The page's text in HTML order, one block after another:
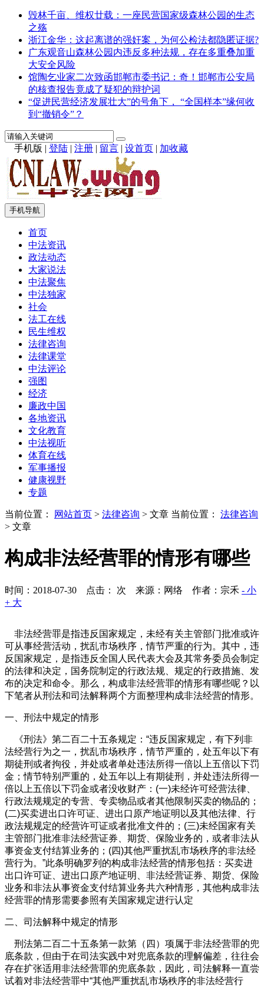
毁林千亩、维权廿载：一座民营国家级森林公园的生态
之殇
浙江金华：这起离谱的强奸案，为何公检法都隐匿证据?
广东观音山森林公园内违反多种法规，存在多重叠加重
大安全风险
馆陶乞业家二次致函邯郸市委书记：奇！邯郸市公安局
的核查报告竟成了疑犯的辩护词
“促进民营经济发展壮大”的号角下， “全国样本”缘何收
到“撤销令”？
手机版 | 登陆 | 注册 | 留言 | 设首页 | 加收藏
手机导航
首页
中法资讯
政法动态
大家说法
中法聚焦
中法独家
社会
法工在线
民生维权
法律咨询
法律课堂
中法评论
强图
经济
廉政中国
各地资讯
文化教育
中法视听
体育在线
军事播报
健康视野
专题
当前位置： 网站首页 > 法律咨询 > 文章 当前位置： 法律咨询
> 文章
构成非法经营罪的情形有哪些
时间：2018-07-30 点击： 次 来源：网络 作者：宗禾 - 小
+ 大
非法经营罪是指违反国家规定，未经有关主管部门批准或许
可从事经营活动，扰乱市场秩序，情节严重的行为。其中，违
反国家规定，是指违反全国人民代表大会及其常务委员会制定
的法律和决定，国务院制定的行政法规、规定的行政措施、发
布的决定和命令。那么，构成非法经营罪的情形有哪些呢？以
下笔者从刑法和司法解释两个方面整理构成非法经营的情形。
一、刑法中规定的情形
《刑法》第二百二十五条规定：“违反国家规定，有下列非
法经营行为之一，扰乱市场秩序，情节严重的，处五年以下有
期徒刑或者拘役，并处或者单处违法所得一倍以上五倍以下罚
金；情节特别严重的，处五年以上有期徒刑，并处违法所得一
倍以上五倍以下罚金或者没收财产：(一)未经许可经营法律、
行政法规规定的专营、专卖物品或者其他限制买卖的物品的；
(二)买卖进出口许可证、进出口原产地证明以及其他法律、行
政法规规定的经营许可证或者批准文件的；(三)未经国家有关
主管部门批准非法经营证券、期货、保险业务的，或者非法从
事资金支付结算业务的；(四)其他严重扰乱市场秩序的非法经
营行为。”此条明确罗列的构成非法经营的情形包括：买卖进
出口许可证、进出口原产地证明、非法经营证券、期货、保险
业务和非法从事资金支付结算业务共六种情形，其他构成非法
经营罪的情形需要参照有关国家规定进行认定
二、司法解释中规定的情形
刑法第二百二十五条第一款第（四）项属于非法经营罪的兜
底条款，但由于在司法实践中对兜底条款的理解偏差，往往会
存在扩张适用非法经营罪的兜底条款，因此，司法解释一直尝
试着对非法经营罪中“其他严重扰乱市场秩序的非法经营行